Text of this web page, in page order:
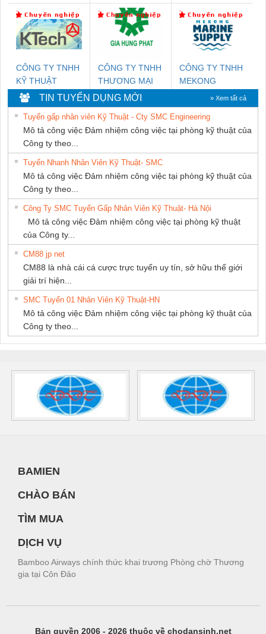
THƯỢNG ĐÌNH
HƯNG
SETSUBI VIỆT
NAM
CÔNG TY TNHH
KỸ THUẬT
KTECH VIỆT
NAM
CÔNG TY TNHH
THƯƠNG MẠI
DỊCH VỤ KỸ
THUẬT ĐIỆN CƠ
GIA HƯNG
PHÁT
CÔNG TY TNHH
MEKONG
SUPPLY
TIN TUYỂN DỤNG MỚI » Xem tất cả
Tuyển gấp nhân viên Kỹ Thuật - Cty SMC Engineering
Mô tả công việc Đảm nhiệm công việc tại phòng kỹ thuật của
Công ty theo...
Tuyển Nhanh Nhân Viên Kỹ Thuật- SMC
Mô tả công việc Đảm nhiệm công việc tại phòng kỹ thuật của
Công ty theo...
Công Ty SMC Tuyển Gấp Nhân Viên Kỹ Thuật- Hà Nội
Mô tả công việc Đảm nhiệm công việc tại phòng kỹ thuật
của Công ty...
CM88 jp net
CM88 là nhà cái cá cược trực tuyến uy tín, sở hữu thế giới
giải trí hiện...
SMC Tuyển 01 Nhân Viên Kỹ Thuật-HN
Mô tả công việc Đảm nhiệm công việc tại phòng kỹ thuật của
Công ty theo...
BAMIEN
CHÀO BÁN
TÌM MUA
DỊCH VỤ
Bamboo Airways chính thức khai trương Phòng chờ Thương
gia tại Côn Đảo
Bản quyền 2006 - 2026 thuộc về chodansinh.net